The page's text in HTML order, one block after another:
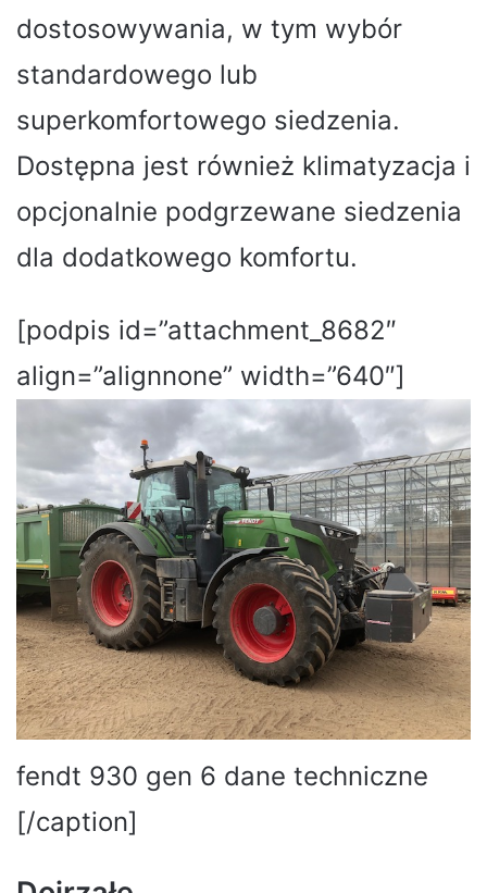
dostosowywania, w tym wybór
standardowego lub
superkomfortowego siedzenia.
Dostępna jest również klimatyzacja i
opcjonalnie podgrzewane siedzenia
dla dodatkowego komfortu.
[podpis id=”attachment_8682″
align=”alignnone” width=”640″]
fendt 930 gen 6 dane techniczne
[/caption]